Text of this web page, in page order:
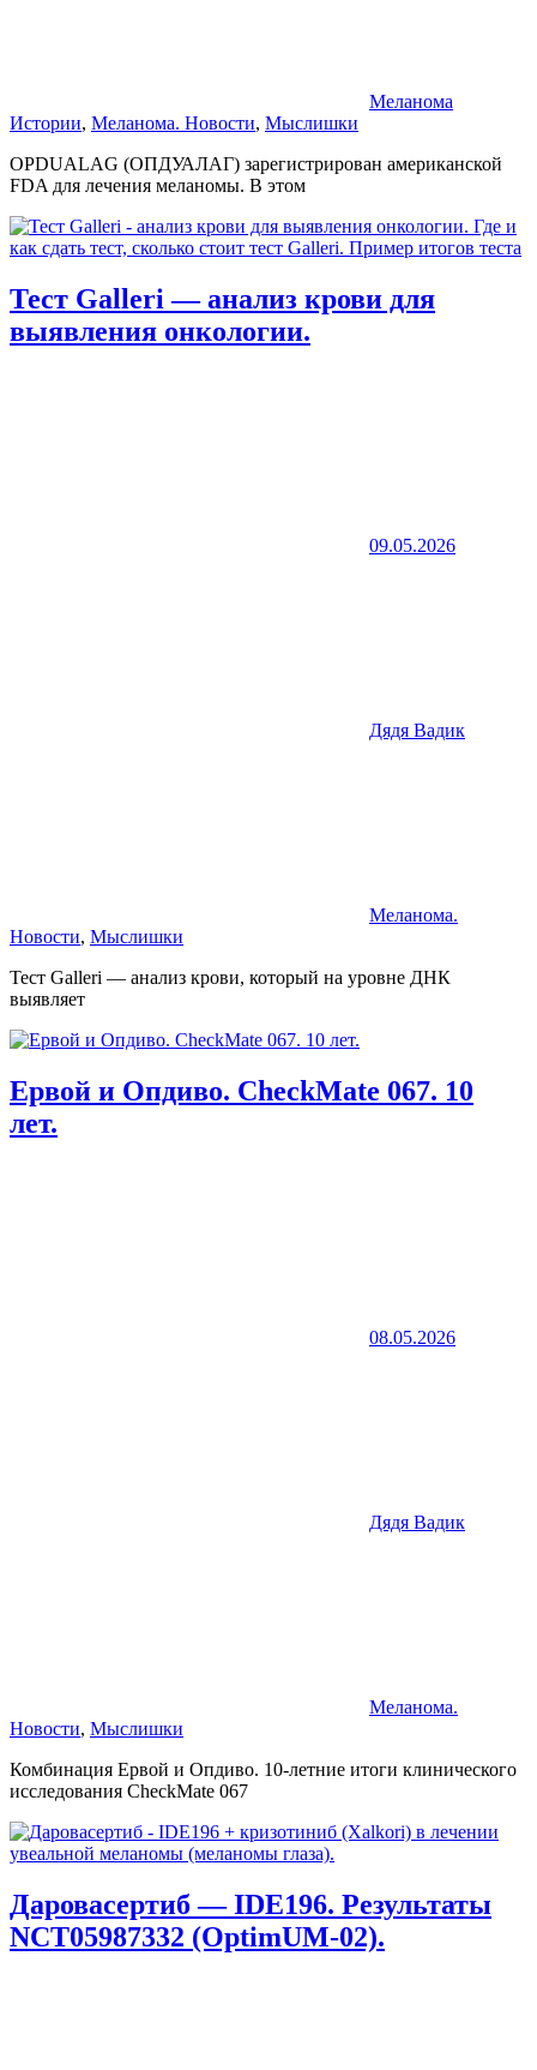
Меланома
Истории, Меланома. Новости, Мыслишки
OPDUALAG (ОПДУАЛАГ) зарегистрирован американской
FDA для лечения меланомы. В этом
Тест Galleri — анализ крови для
выявления онкологии.
09.05.2026
Дядя Вадик
Меланома.
Новости, Мыслишки
Тест Galleri — анализ крови, который на уровне ДНК
выявляет
Ервой и Опдиво. CheckMate 067. 10
лет.
08.05.2026
Дядя Вадик
Меланома.
Новости, Мыслишки
Комбинация Ервой и Опдиво. 10-летние итоги клинического
исследования CheckMate 067
Даровасертиб — IDE196. Результаты
NCT05987332 (OptimUM-02).